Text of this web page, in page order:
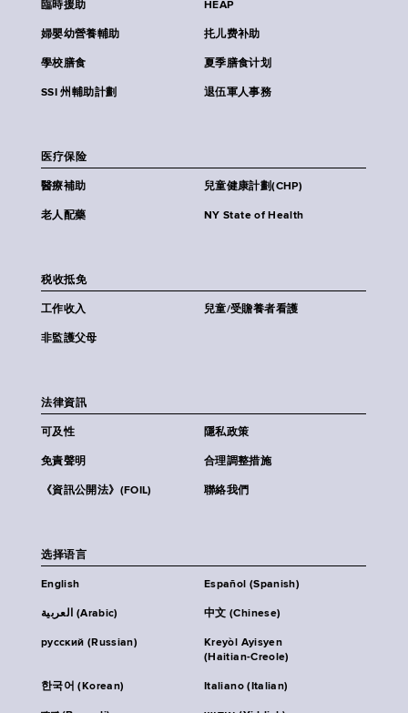
臨時援助 HEAP
婦嬰幼營養輔助 扥儿费补助
學校膳食 夏季膳食计划
SSI 州輔助計劃 退伍軍人事務
医疗保险
醫療補助 兒童健康計劃(CHP)
老人配藥 NY State of Health
税收抵免
工作收入 兒童/受贍養者看護
非監護父母
法律資訊
可及性 隱私政策
免責聲明 合理調整措施
《資訊公開法》(FOIL) 聯絡我們
选择语言
English Español (Spanish)
العربية (Arabic) 中文 (Chinese)
русский (Russian)
Kreyòl Ayisyen
(Haitian-Creole)
한국어 (Korean) Italiano (Italian)